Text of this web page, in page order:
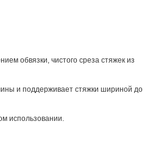
обвязки, чистого среза стяжек из
и поддерживает стяжки шириной до
использовании.